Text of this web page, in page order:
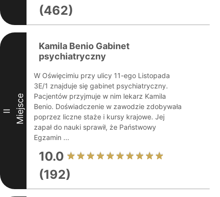
(462)
II Miejsce
Kamila Benio Gabinet
psychiatryczny
W Oświęcimiu przy ulicy 11-ego Listopada
3E/1 znajduje się gabinet psychiatryczny.
Pacjentów przyjmuje w nim lekarz Kamila
Benio. Doświadczenie w zawodzie zdobywała
poprzez liczne staże i kursy krajowe. Jej
zapał do nauki sprawił, że Państwowy
Egzamin ...
10.0
(192)